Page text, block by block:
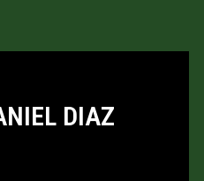
DIAZ